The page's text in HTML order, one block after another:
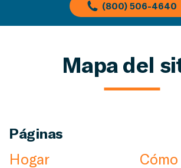
(800) 506-4640
Mapa del
Páginas
Hogar